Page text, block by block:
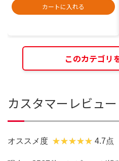
カートに入れる
このカテゴリ
カスタマーレビュー
オススメ度 4.7点